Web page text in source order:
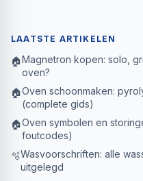
LAATSTE ARTIKELEN
🏠Magnetron kopen: solo,
oven?
🏠Oven schoonmaken:
(complete gids)
🏠Oven symbolen en
foutcodes)
🫧Wasvoorschriften: alle
uitgelegd